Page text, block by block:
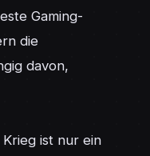
Gaming-
die
davon,
ist nur ein